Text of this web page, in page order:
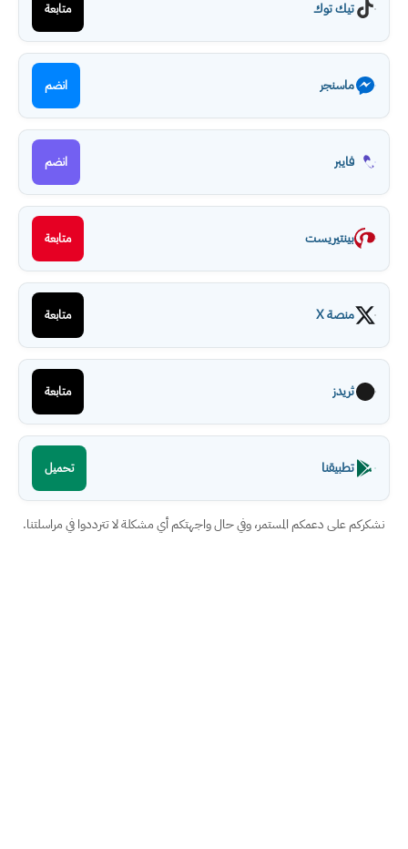
تيك توك متابعة
ماسنجر انضم
فايبر انضم
بينتيريست متابعة
منصة X متابعة
ثريدز متابعة
تطبيقنا تحميل
نشكركم على دعمكم المستمر، وفي حال واجهتكم أي مشكلة لا تترددوا في مراسلتنا.